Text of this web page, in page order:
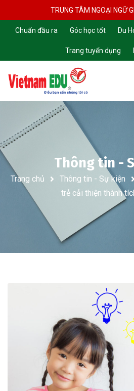
TRUNG TÂM NGOẠI NGỮ
Chuẩn đầu ra Góc học tốt Du
Trang tuyển dụng
Thông tin -
Trang chủ Thông tin - Sự kiện
trẻ cải thiện thành